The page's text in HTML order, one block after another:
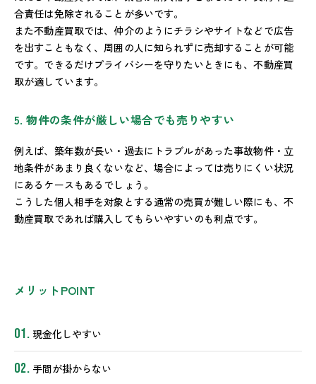
合責任は免除されることが多いです。
また不動産買取では、仲介のようにチラシやサイトなどで広告
を出すこともなく、周囲の人に知られずに売却することが可能
です。できるだけプライバシーを守りたいときにも、不動産買
取が適しています。
5. 物件の条件が厳しい場合でも売りやすい
例えば、築年数が長い・過去にトラブルがあった事故物件・立
地条件があまり良くないなど、場合によっては売りにくい状況
にあるケースもあるでしょう。
こうした個人相手を対象とする通常の売買が難しい際にも、不
動産買取であれば購入してもらいやすいのも利点です。
メリットPOINT
現金化しやすい
手間が掛からない